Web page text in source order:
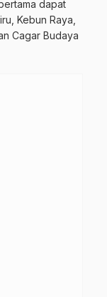
dapat
Kebun Raya,
Cagar Budaya